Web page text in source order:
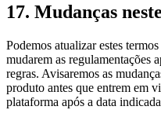
17. Mudanças
Podemos atualizar estes
mudarem as regulamentações
regras. Avisaremos as
produto antes que entrem em
plataforma após a data